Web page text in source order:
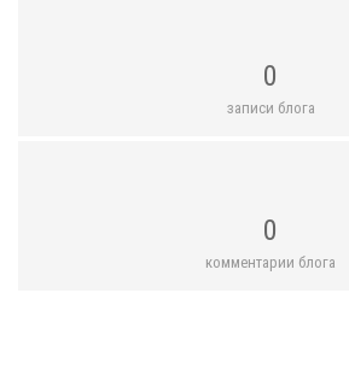
0
записи блога
0
комментарии блога